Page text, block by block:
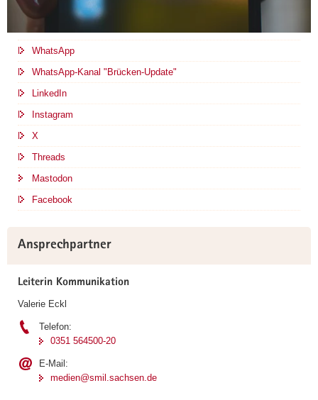
WhatsApp
WhatsApp-Kanal "Brücken-Update"
LinkedIn
Instagram
X
Threads
Mastodon
Facebook
Ansprechpartner
Leiterin Kommunikation
Valerie Eckl
Telefon:
0351 564500-20
E-Mail:
medien@smil.sachsen.de